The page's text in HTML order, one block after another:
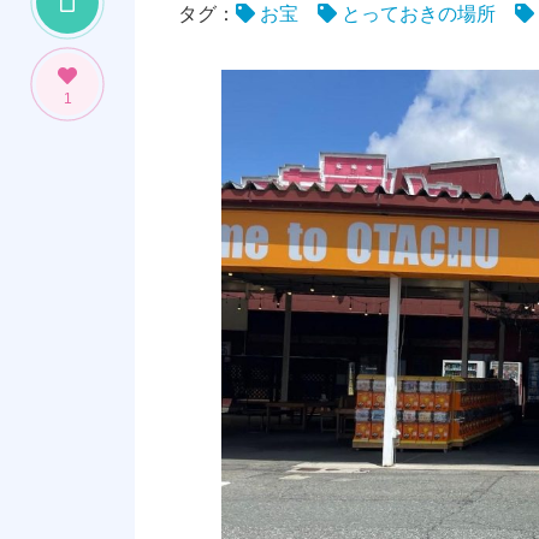
1
タグ： お宝 とっておきの場所